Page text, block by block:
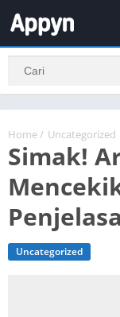
Home / Uncategorized
Simak!
Uncategorized